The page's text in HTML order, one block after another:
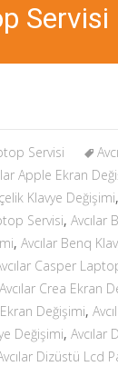
Servisi
Servisi
Apple Ekran
Klavye Değişimi,
Servisi, Avcılar
, Avcılar Benq
Casper
Avcılar Crea Ekran
Değişimi,
Değişimi, Avcılar
Dizüstü Lcd